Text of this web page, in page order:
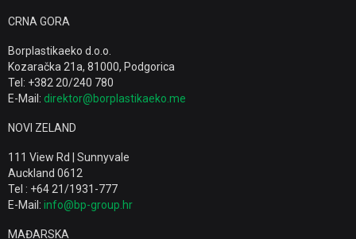
CRNA GORA
Borplastikaeko d.o.o.
Kozaračka 21a, 81000, Podgorica
Tel: +382 20/240 780
E-Mail: direktor@borplastikaeko.me
NOVI ZELAND
111 View Rd | Sunnyvale
Auckland 0612
Tel : +64 21/1931-777
E-Mail: info@bp-group.hr
MAĐARSKA